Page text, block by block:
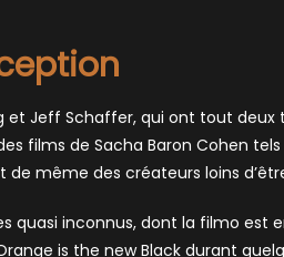
et Jeff Schaffer, qui ont tout deux
films de Sacha Baron Cohen
même des créateurs loins
quasi inconnus, dont la filmo est
is the new Black durant